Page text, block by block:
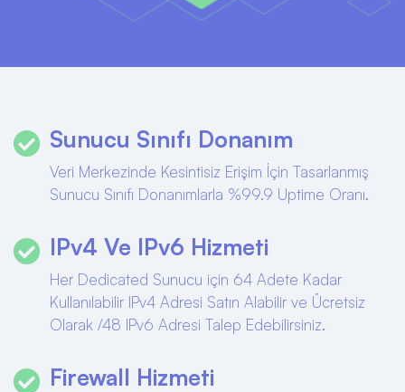
Sunucu Sınıfı Donanım
Veri Merkezinde Kesintisiz Erişim İçin Tasarlanmış
Sunucu Sınıfı Donanımlarla %99.9 Uptime Oranı.
IPv4 Ve IPv6 Hizmeti
Her Dedicated Sunucu için 64 Adete Kadar
Kullanılabilir IPv4 Adresi Satın Alabilir ve Ücretsiz
Olarak /48 IPv6 Adresi Talep Edebilirsiniz.
Firewall Hizmeti